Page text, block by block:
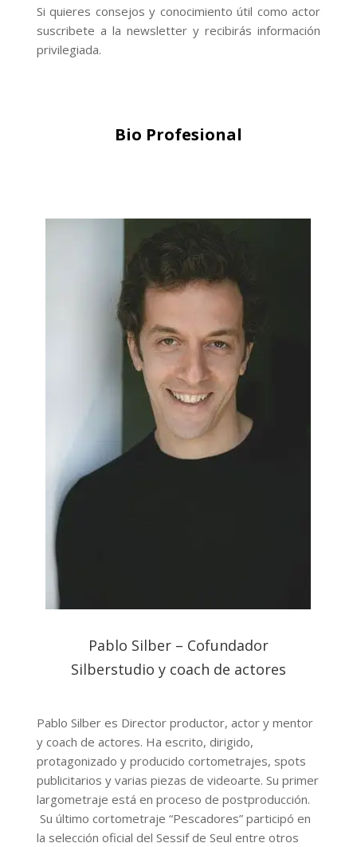
Si quieres consejos y conocimiento útil como actor
suscribete a la newsletter y recibirás información
privilegiada.
Bio Profesional
Pablo Silber – Cofundador
Silberstudio y coach de actores
Pablo Silber es Director productor, actor y mentor
y coach de actores. Ha escrito, dirigido,
protagonizado y producido cortometrajes, spots
publicitarios y varias piezas de videoarte. Su primer
largometraje está en proceso de postproducción.
Su último cortometraje “Pescadores” participó en
la selección oficial del Sessif de Seul entre otros